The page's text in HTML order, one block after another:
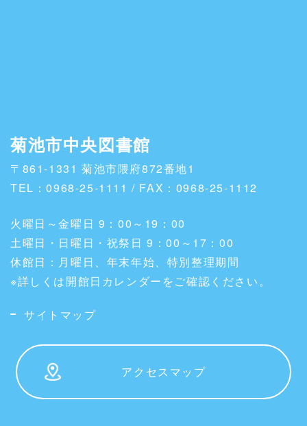
菊池市中央図書館
〒861-1331 菊池市隈府872番地1
TEL：0968-25-1111 / FAX：0968-25-1112
火曜日～金曜日 9：00～19：00
土曜日・日曜日・祝祭日 9：00～17：00
休館日：月曜日、年末年始、特別整理期間
※詳しくは開館日カレンダーをご確認ください。
サイトマップ
アクセスマップ